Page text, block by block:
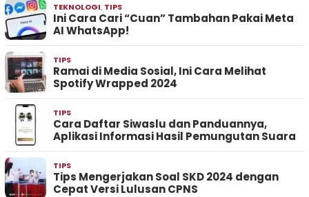
TEKNOLOGI, TIPS
Ini Cara Cari “Cuan” Tambahan Pakai Meta
AI WhatsApp!
TIPS
Ramai di Media Sosial, Ini Cara Melihat
Spotify Wrapped 2024
TIPS
Cara Daftar Siwaslu dan Panduannya,
Aplikasi Informasi Hasil Pemungutan Suara
TIPS
Tips Mengerjakan Soal SKD 2024 dengan
Cepat Versi Lulusan CPNS